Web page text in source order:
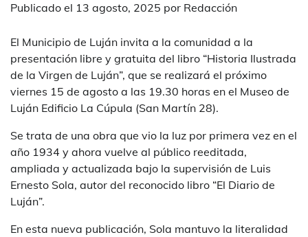
Publicado el 13 agosto, 2025 por Redacción
El Municipio de Luján invita a la comunidad a la
presentación libre y gratuita del libro “Historia Ilustrada
de la Virgen de Luján”, que se realizará el próximo
viernes 15 de agosto a las 19.30 horas en el Museo de
Luján Edificio La Cúpula (San Martín 28).
Se trata de una obra que vio la luz por primera vez en el
año 1934 y ahora vuelve al público reeditada,
ampliada y actualizada bajo la supervisión de Luis
Ernesto Sola, autor del reconocido libro “El Diario de
Luján”.
En esta nueva publicación, Sola mantuvo la literalidad